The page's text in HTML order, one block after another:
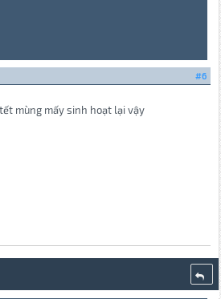
#6
mùng mấy sinh hoạt lại vậy